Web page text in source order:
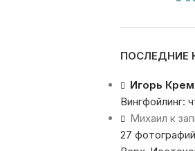
ПОСЛЕДНИЕ
Игорь
Вингфойлинг:
Михаил к
27